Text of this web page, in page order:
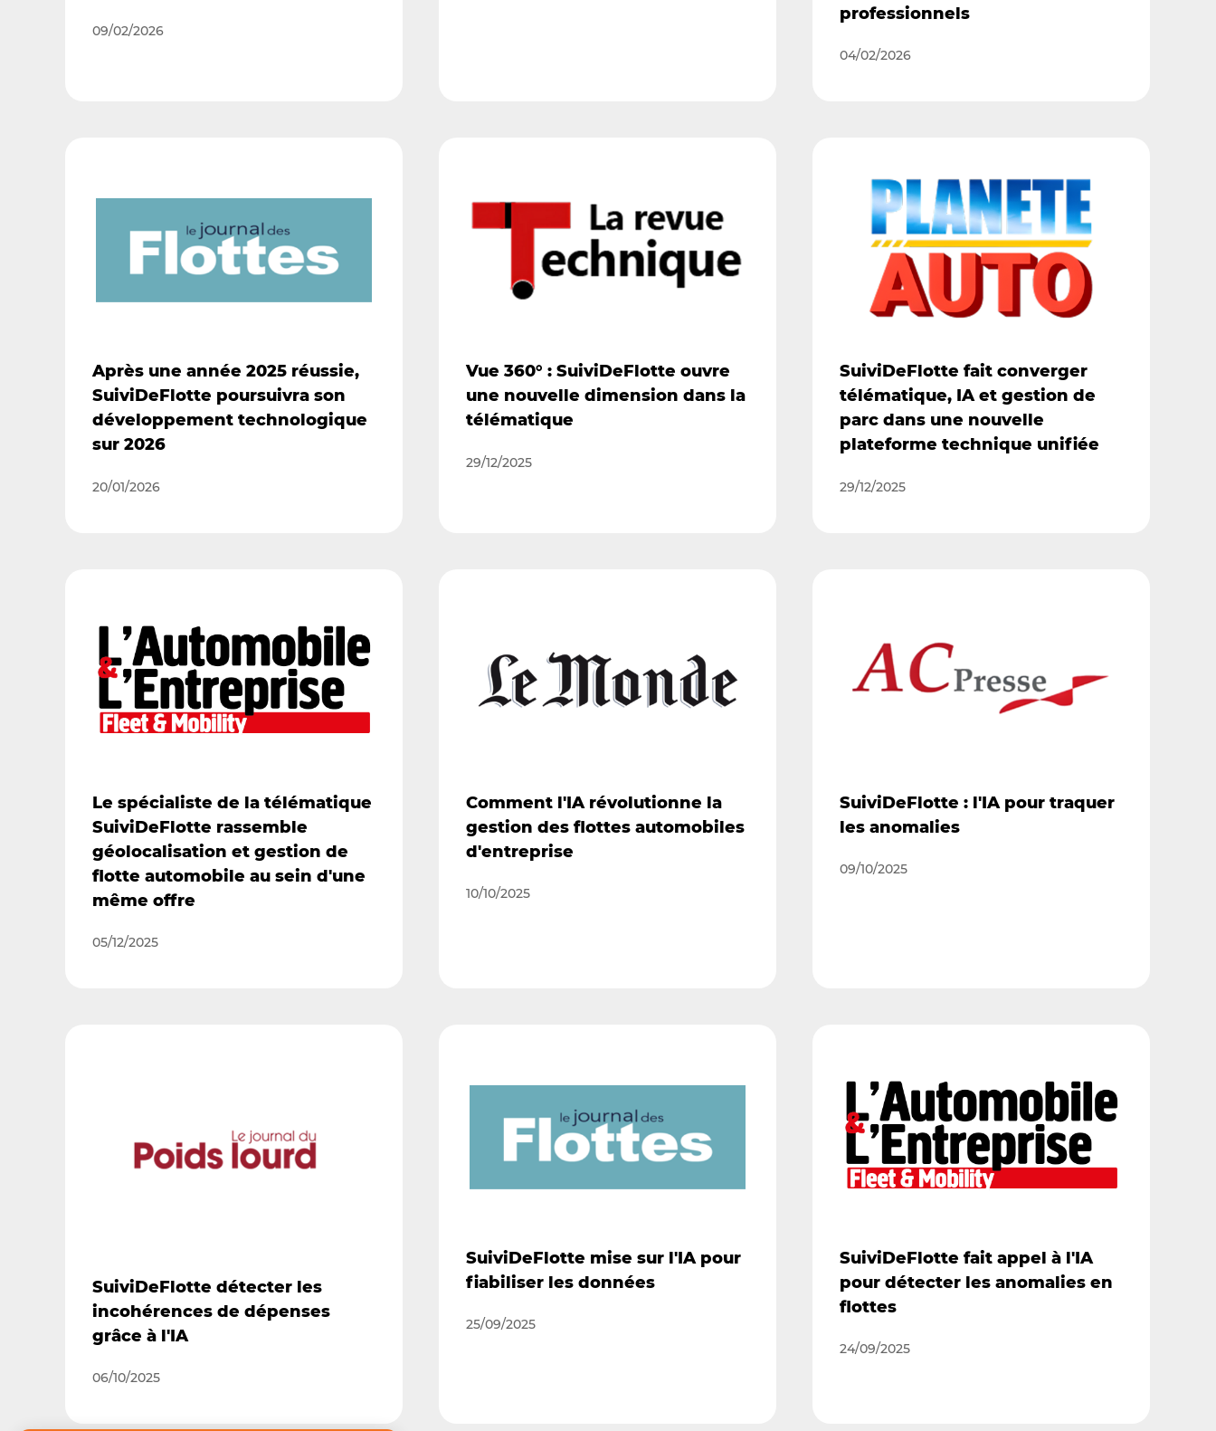
09/02/2026
professionnels
04/02/2026
Après une année 2025 réussie,
SuiviDeFlotte poursuivra son
développement technologique
sur 2026
20/01/2026
Vue 360° : SuiviDeFlotte ouvre
une nouvelle dimension dans la
télématique
29/12/2025
SuiviDeFlotte fait converger
télématique, IA et gestion de
parc dans une nouvelle
plateforme technique unifiée
29/12/2025
Le spécialiste de la télématique
SuiviDeFlotte rassemble
géolocalisation et gestion de
flotte automobile au sein d'une
même offre
05/12/2025
Comment l'IA révolutionne la
gestion des flottes automobiles
d'entreprise
10/10/2025
SuiviDeFlotte : l'IA pour traquer
les anomalies
09/10/2025
SuiviDeFlotte détecter les
incohérences de dépenses
grâce à l'IA
06/10/2025
SuiviDeFlotte mise sur l'IA pour
fiabiliser les données
25/09/2025
SuiviDeFlotte fait appel à l'IA
pour détecter les anomalies en
flottes
24/09/2025